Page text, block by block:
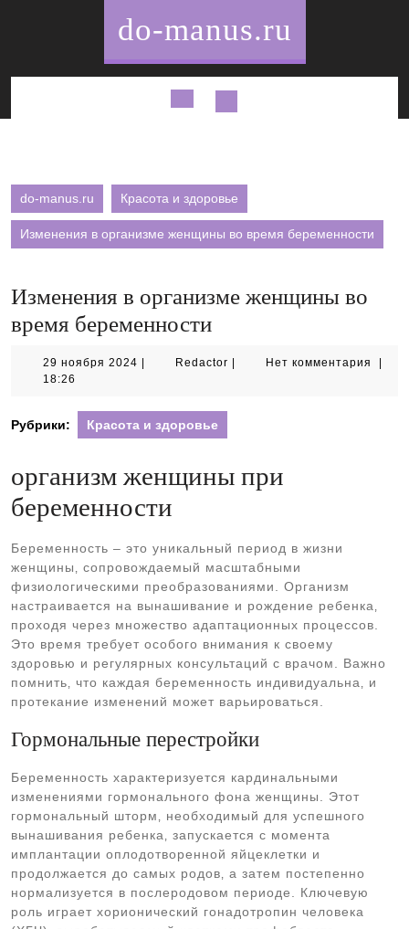
do-manus.ru
Кнопка
do-manus.ru Красота и здоровье
Изменения в организме женщины во время беременности
Изменения в организме женщины во
время беременности
29 ноября 2024 29
Redactor RedactorНет комментария
18:26
Рубрики: Красота и здоровье
организм женщины при
беременности
Беременность – это уникальный период в жизни
женщины‚ сопровождаемый масштабными
физиологическими преобразованиями. Организм
настраивается на вынашивание и рождение ребенка‚
проходя через множество адаптационных процессов.
Это время требует особого внимания к своему
здоровью и регулярных консультаций с врачом. Важно
помнить‚ что каждая беременность индивидуальна‚ и
протекание изменений может варьироваться.
Гормональные перестройки
Беременность характеризуется кардинальными
изменениями гормонального фона женщины. Этот
гормональный шторм‚ необходимый для успешного
вынашивания ребенка‚ запускается с момента
имплантации оплодотворенной яйцеклетки и
продолжается до самых родов‚ а затем постепенно
нормализуется в послеродовом периоде. Ключевую
роль играет хорионический гонадотропин человека